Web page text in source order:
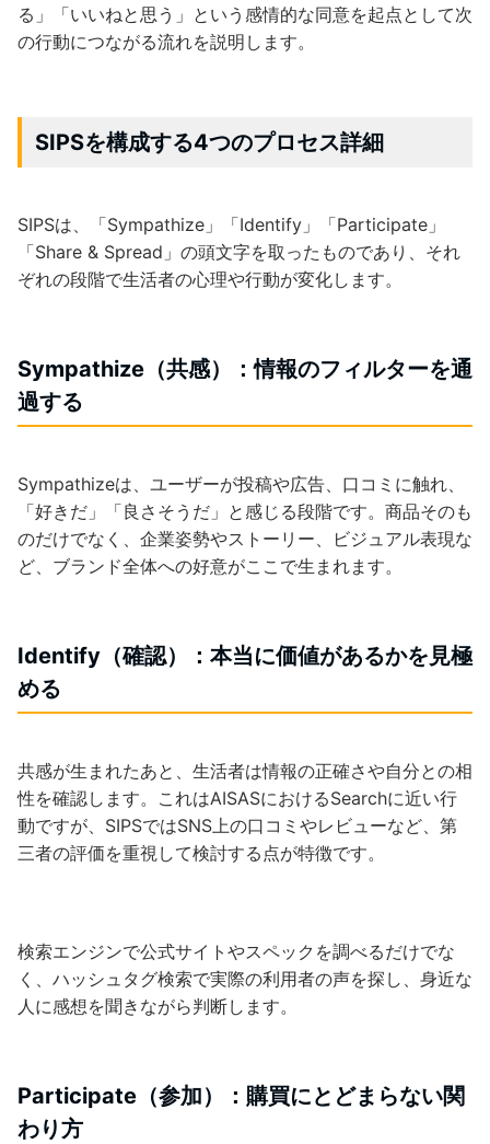
る」「いいねと思う」という感情的な同意を起点として次
の行動につながる流れを説明します。
SIPSを構成する4つのプロセス詳細
SIPSは、「Sympathize」「Identify」「Participate」
「Share & Spread」の頭文字を取ったものであり、それ
ぞれの段階で生活者の心理や行動が変化します。
Sympathize（共感）：情報のフィルターを通
過する
Sympathizeは、ユーザーが投稿や広告、口コミに触れ、
「好きだ」「良さそうだ」と感じる段階です。商品そのも
のだけでなく、企業姿勢やストーリー、ビジュアル表現な
ど、ブランド全体への好意がここで生まれます。
Identify（確認）：本当に価値があるかを見極
める
共感が生まれたあと、生活者は情報の正確さや自分との相
性を確認します。これはAISASにおけるSearchに近い行
動ですが、SIPSではSNS上の口コミやレビューなど、第
三者の評価を重視して検討する点が特徴です。
検索エンジンで公式サイトやスペックを調べるだけでな
く、ハッシュタグ検索で実際の利用者の声を探し、身近な
人に感想を聞きながら判断します。
Participate（参加）：購買にとどまらない関
わり方